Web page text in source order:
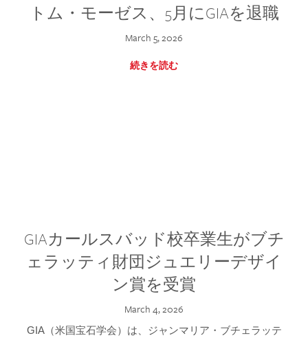
トム・モーゼス、5月にGIAを退職
March 5, 2026
続きを読む
GIAカールスバッド校卒業生がブチ
ェラッティ財団ジュエリーデザイ
ン賞を受賞
March 4, 2026
GIA（米国宝石学会）は、ジャンマリア・ブチェラッテ